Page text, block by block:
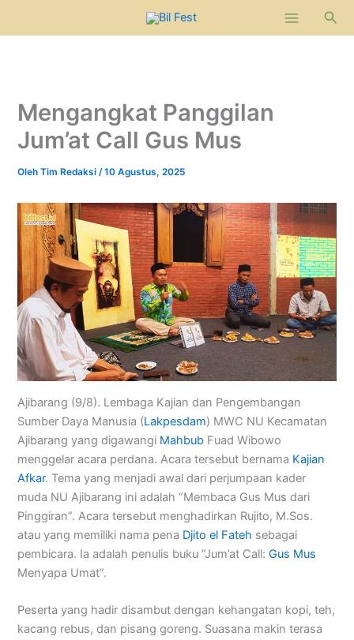
Cari
Mengangkat Panggilan
Jum’at Call Gus Mus
OlehTim Redaksi/10 Agustus, 2025
Ajibarang (9/8). Lembaga Kajian dan Pengembangan
Sumber Daya Manusia (Lakpesdam) MWC NU Kecamatan
Ajibarang yang digawangi Mahbub Fuad Wibowo
menggelar acara perdana. Acara tersebut bernama Kajian
Afkar. Tema yang menjadi awal dari perjumpaan kader
muda NU Ajibarang ini adalah “Membaca Gus Mus dari
Pinggiran”. Acara tersebut menghadirkan Rujito, M.Sos.
atau yang memiliki nama pena Djito el Fateh sebagai
pembicara. Ia adalah penulis buku “Jum’at Call:Gus Mus
Menyapa Umat”.
Peserta yang hadir disambut dengan kehangatan kopi, teh,
kacang rebus, dan pisang goreng. Suasana makin terasa